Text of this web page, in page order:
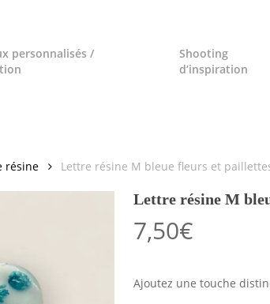
personnalisés /
Shooting
d’inspiration
résine Lettre résine M bleue fleurs et
Lettre résine M
7,50€
Ajoutez une touche